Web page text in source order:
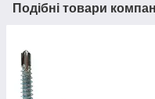
Подібні товари